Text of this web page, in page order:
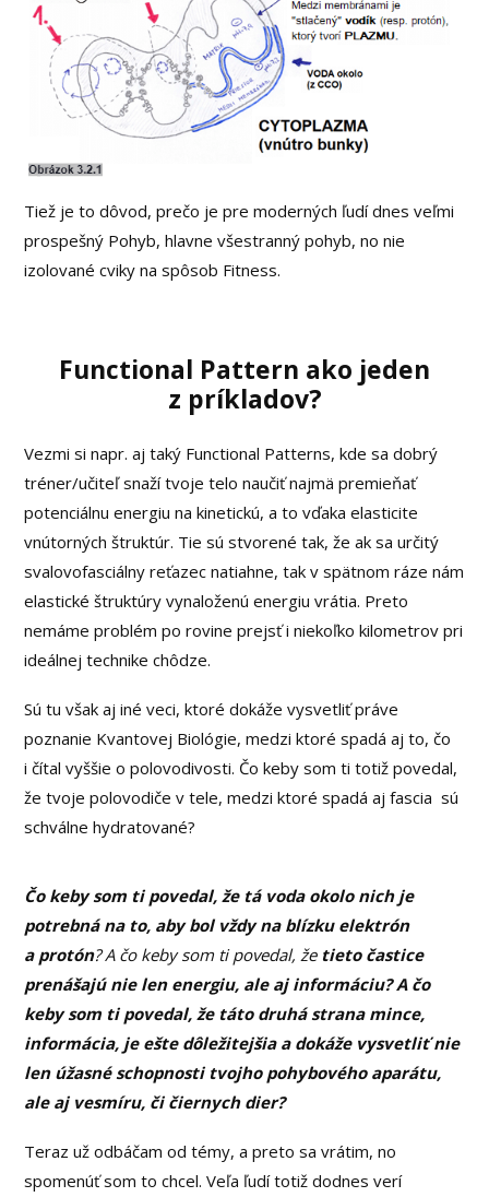
Tiež je to dôvod, prečo je pre moderných ľudí dnes veľmi
prospešný Pohyb, hlavne všestranný pohyb, no nie
izolované cviky na spôsob Fitness.
Functional Pattern ako jeden
z príkladov?
Vezmi si napr. aj taký Functional Patterns, kde sa dobrý
tréner/učiteľ snaží tvoje telo naučiť najmä premieňať
potenciálnu energiu na kinetickú, a to vďaka elasticite
vnútorných štruktúr. Tie sú stvorené tak, že ak sa určitý
svalovofasciálny reťazec natiahne, tak v spätnom ráze nám
elastické štruktúry vynaloženú energiu vrátia. Preto
nemáme problém po rovine prejsť i niekoľko kilometrov pri
ideálnej technike chôdze.
Sú tu však aj iné veci, ktoré dokáže vysvetliť práve
poznanie Kvantovej Biológie, medzi ktoré spadá aj to, čo
i čítal vyššie o polovodivosti. Čo keby som ti totiž povedal,
že tvoje polovodiče v tele, medzi ktoré spadá aj fascia sú
schválne hydratované?
Čo keby som ti povedal, že tá voda okolo nich je
potrebná na to, aby bol vždy na blízku elektrón
a protón? A čo keby som ti povedal, že tieto častice
prenášajú nie len energiu, ale aj informáciu? A čo
keby som ti povedal, že táto druhá strana mince,
informácia, je ešte dôležitejšia a dokáže vysvetliť nie
len úžasné schopnosti tvojho pohybového aparátu,
ale aj vesmíru, či čiernych dier?
Teraz už odbáčam od témy, a preto sa vrátim, no
spomenúť som to chcel. Veľa ľudí totiž dodnes verí